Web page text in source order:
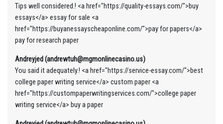
Tips well considered.! <a href="https://quality-essays.com/">buy
essays</a> essay for sale <a
href="https://buyanessayscheaponline.com/">pay for papers</a>
pay for research paper
Andreyjed (andrewtuh@mgmonlinecasino.us)
You said it adequately.! <a href="https://service-essay.com/">best
college paper writing service</a> custom paper <a
href="https://custompaperwritingservices.com/">college paper
writing service</a> buy a paper